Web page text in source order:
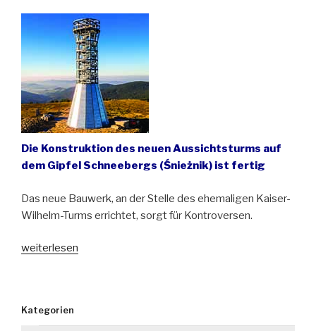
Die Konstruktion des neuen Aussichtsturms auf
dem Gipfel Schneebergs (Śnieżnik) ist fertig
Das neue Bauwerk, an der Stelle des ehemaligen Kaiser-
Wilhelm-Turms errichtet, sorgt für Kontroversen.
„Stahl,
auf
weiterlesen
Kategorien